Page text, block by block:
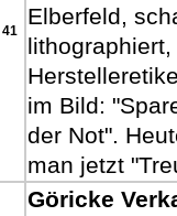
41
Elberfeld,
im Bild:
der Not".
man jetzt
Göricke